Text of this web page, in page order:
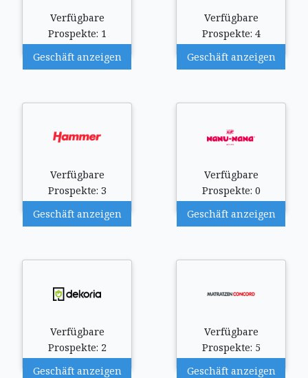
Verfügbare
Prospekte: 1
Geschäft anzeigen
Verfügbare
Prospekte: 4
Geschäft anzeigen
Verfügbare
Prospekte: 3
Geschäft anzeigen
Verfügbare
Prospekte: 0
Geschäft anzeigen
Verfügbare
Prospekte: 2
Geschäft anzeigen
Verfügbare
Prospekte: 5
Geschäft anzeigen